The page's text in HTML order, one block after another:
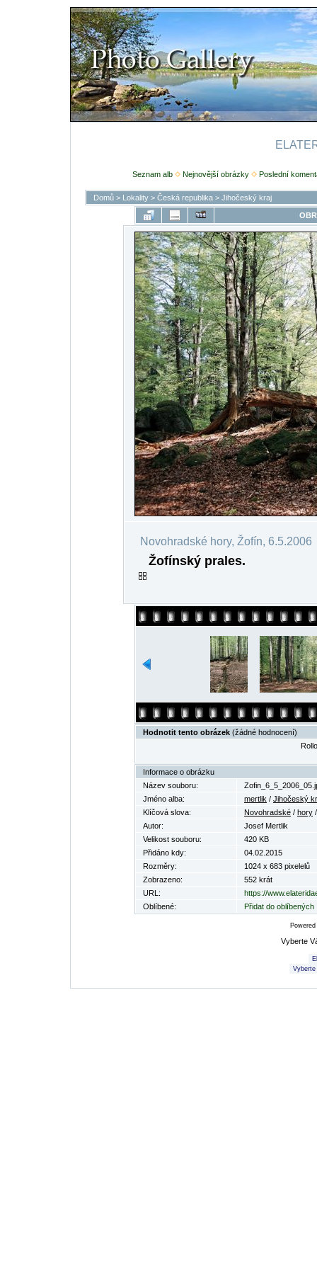
Seznam alb Nejnovější obrázky Poslední
Domů> Lokality> Česká republika> Jihočeský kraj
Novohradské hory, Žofín, 6.5.2006
Žofínský prales.
Hodnotit tento obrázek (žádné hodnocení)
Informace o obrázku
Název souboru:
Jméno alba:
mertlik / Jihočeský
Klíčová slova:
Novohradské / hory
Autor:
Josef Mertlik
Velikost souboru:
420 KB
Přidáno kdy:
04.02.2015
Rozměry:
1024 x 683 pixelelů
Zobrazeno:
552 krát
URL:
https://
Oblíbené:
Přidat do oblíbených
Vyberte